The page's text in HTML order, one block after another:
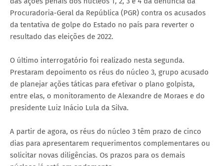
Procuradoria-Geral da República (PGR) contra os acusados
da tentativa de golpe do Estado no país para reverter o
resultado das eleições de 2022.
O último interrogatório foi realizado nesta segunda.
Prestaram depoimento os réus do núcleo 3, grupo acusado
de planejar ações táticas para efetivar o plano golpista,
entre elas, o monitoramento de Alexandre de Moraes e do
presidente Luiz Inácio Lula da Silva.
A partir de agora, os réus do núcleo 3 têm prazo de cinco
dias para apresentarem requerimentos complementares ou
solicitar novas diligências. Os prazos para os demais